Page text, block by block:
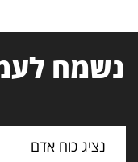
נשמח
נציג כוח אדם